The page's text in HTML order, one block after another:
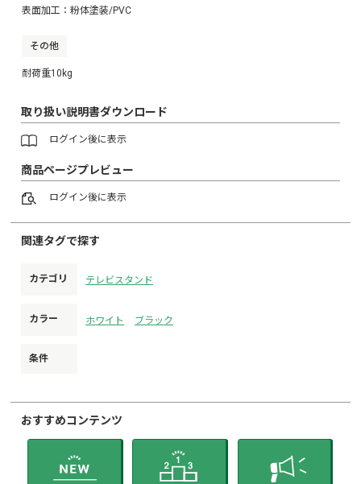
表面加工：粉体塗装/PVC
その他
耐荷重10kg
取り扱い説明書ダウンロード
ログイン後に表示
商品ページプレビュー
ログイン後に表示
関連タグで探す
カテゴリ テレビスタンド
カラー ホワイト ブラック
条件
おすすめコンテンツ